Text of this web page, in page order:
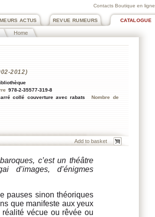
Contacts Boutique en ligne
CATALOGUE
REVUE RUMEURS
ACTUS
Home
2012)
978-2-35577-319-8
collé couverture avec rabats
Nombre de
c’est un théâtre
d’images, d’énigmes
pauses sinon théoriques
que manifeste aux yeux
vécue ou rêvée ou